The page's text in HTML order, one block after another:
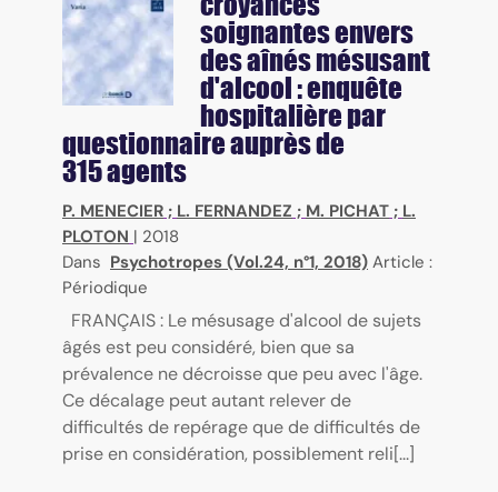
soignantes envers
des aînés mésusant
d'alcool : enquête
hospitalière par
questionnaire auprès de
315 agents
P. MENECIER ; L. FERNANDEZ ; M. PICHAT ; L.
PLOTON | 2018
Dans Psychotropes (Vol.24, n°1, 2018) Article :
Périodique
FRANÇAIS : Le mésusage d'alcool de sujets
âgés est peu considéré, bien que sa
prévalence ne décroisse que peu avec l'âge.
Ce décalage peut autant relever de
difficultés de repérage que de difficultés de
prise en considération, possiblement reli[...]